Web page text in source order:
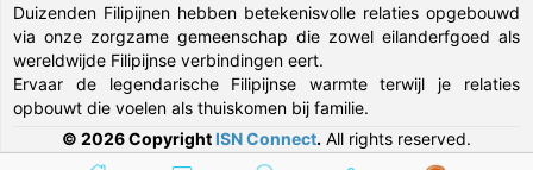
Duizenden Filipijnen hebben betekenisvolle relaties opgebouwd
via onze zorgzame gemeenschap die zowel eilanderfgoed als
wereldwijde Filipijnse verbindingen eert.
Ervaar de legendarische Filipijnse warmte terwijl je relaties
opbouwt die voelen als thuiskomen bij familie.
© 2026 Copyright ISN Connect. All rights reserved.